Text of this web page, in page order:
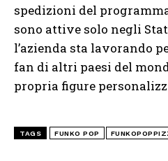
spedizioni del
sono attive solo negli
l’azienda sta lavorando
fan di altri paesi del
propria figure
TAGS FUNKO POP